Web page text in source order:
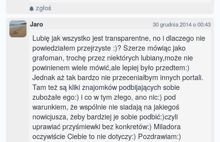
zgłoś
Jaro 30 grudnia 2014 o 00:43
Lubię jak wszystko jest transparentne, no i dlaczego nie
powiedziałem przejrzyste :)? Szerze mówiąc jako
grafoman, trochę przez niektórych lubiany,może nie
powinienem wiele mówić,ale lepiej było przedtem:)
Jednak aż tak bardzo nie przeceniałbym innych portali.
Tam też są kliki znajomków podbijających sobie
zubożałe ego:) i co w tym złego, ano nic:) pod
warunkiem, że wspólnie nie siadają na jakiegoś
nowicjusza, żeby bardziej je sobie podbić:)czyli
uprawiać przyśmiewki bez konkretów:) Miladora
oczywiście Ciebie to nie dotyczy:) Pozdrawiam:)